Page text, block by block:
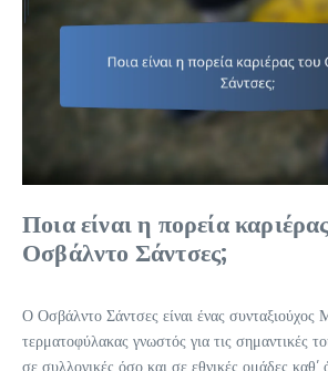
Ποια είναι η πορεία
Οσβάλντο Σάντσες;
Ο Οσβάλντο Σάντσες είναι ένας συνταξιούχος
τερματοφύλακας γνωστός για τις σημαντικές
σε συλλογικές όσο και σε εθνικές ομάδες καθ’